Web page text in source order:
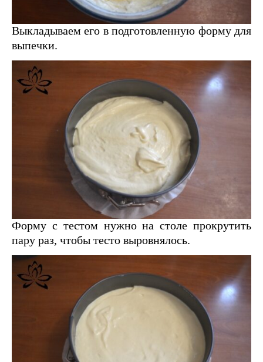
Выкладываем его в подготовленную форму для
выпечки.
Форму с тестом нужно на столе прокрутить
пару раз, чтобы тесто выровнялось.